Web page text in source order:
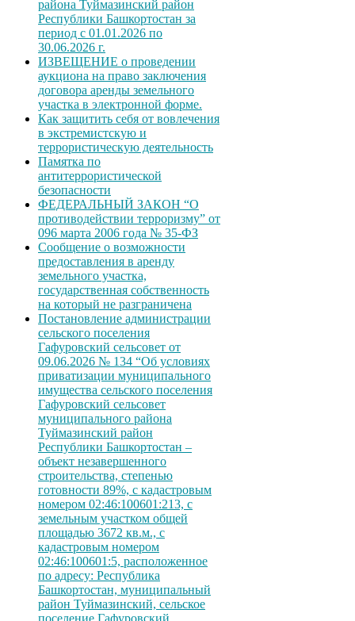
района Туймазинский район
Республики Башкортостан за
период с 01.01.2026 по
30.06.2026 г.
ИЗВЕЩЕНИЕ о проведении
аукциона на право заключения
договора аренды земельного
участка в электронной форме.
Как защитить себя от вовлечения
в экстремистскую и
террористическую деятельность
Памятка по
антитеррористической
безопасности
ФЕДЕРАЛЬНЫЙ ЗАКОН “О
противодействии терроризму” от
096 марта 2006 года № 35-ФЗ
Сообщение о возможности
предоставления в аренду
земельного участка,
государственная собственность
на который не разграничена
Постановление администрации
сельского поселения
Гафуровский сельсовет от
09.06.2026 № 134 “Об условиях
приватизации муниципального
имущества сельского поселения
Гафуровский сельсовет
муниципального района
Туймазинский район
Республики Башкортостан –
объект незавершенного
строительства, степенью
готовности 89%, с кадастровым
номером 02:46:100601:213, с
земельным участком общей
площадью 3672 кв.м., с
кадастровым номером
02:46:100601:5, расположенное
по адресу: Республика
Башкортостан, муниципальный
район Туймазинский, сельское
поселение Гафуровский